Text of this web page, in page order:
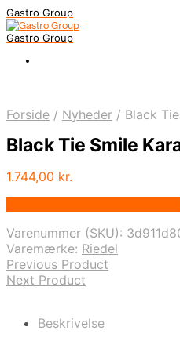
Gastro Group
Gastro Group
Forside / Nyheder / Black
Black Tie Smile
1.744,00 kr.
Varenummer (SKU):
Varemærke: Riedel
Previous Product
Next Product
Beskrivelse